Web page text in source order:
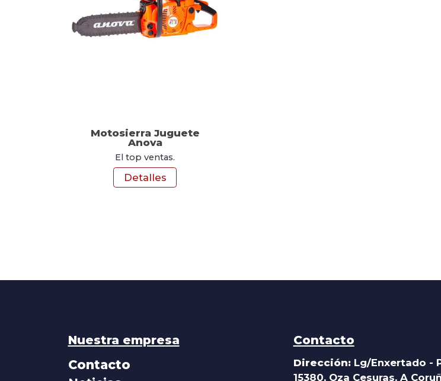
Motosierra Juguete
Anova
El top ventas.
Detalles
Nuestra empresa
Contacto
Contacto
Dirección: Lg/Enxertado -
15380, Oza Cesuras, A